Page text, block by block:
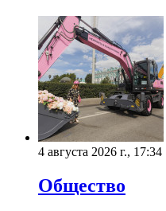
4 августа 2026 г., 17:34
Общество